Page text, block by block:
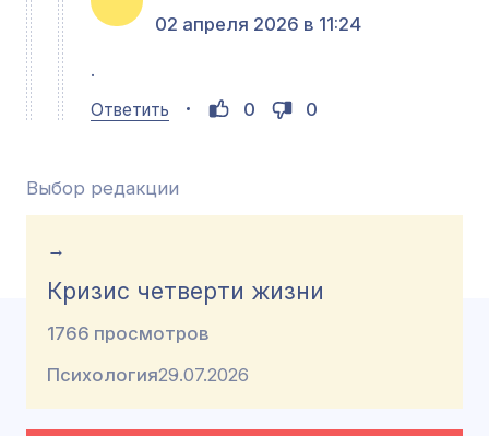
02 апреля 2026 в 11:24
.
Ответить
0 0
Выбор редакции
→
Кризис четверти жизни
1766 просмотров
Психология29.07.2026